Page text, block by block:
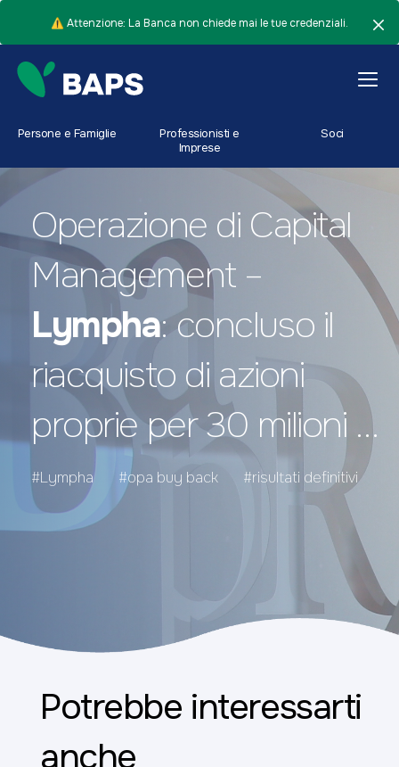
⚠️ Attenzione: La Banca non chiede mai le tue credenziali.
Persone e Famiglie
Professionisti e
Imprese
Soci
Operazione di Capital
Management –
Lympha: concluso il
riacquisto di azioni
proprie per 30 milioni di
euro
#Lympha #opa buy back #risultati definitivi
Potrebbe interessarti
anche